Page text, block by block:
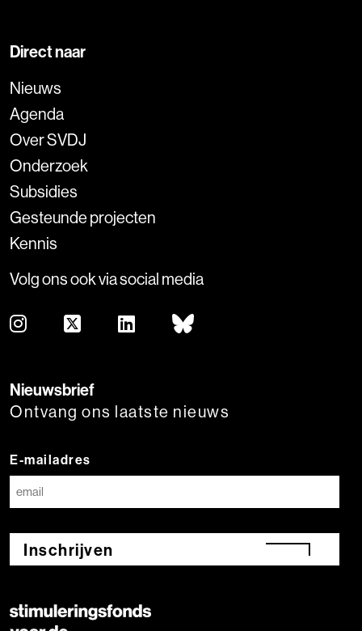
Direct naar
Nieuws
Agenda
Over SVDJ
Onderzoek
Subsidies
Gesteunde projecten
Kennis
Volg ons ook via social media
Nieuwsbrief
Ontvang ons laatste nieuws
E-mailadres
Inschrijven